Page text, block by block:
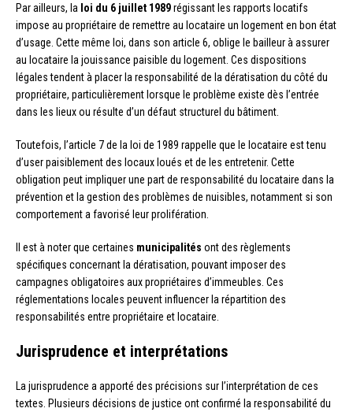
Par ailleurs, la loi du 6 juillet 1989régissant les rapports locatifs
impose au propriétaire de remettre au locataire un logement en bon état
d’usage. Cette même loi, dans son article 6, oblige le bailleur à assurer
au locataire la jouissance paisible du logement. Ces dispositions
légales tendent à placer la responsabilité de la dératisation du côté du
propriétaire, particulièrement lorsque le problème existe dès l’entrée
dans les lieux ou résulte d’un défaut structurel du bâtiment.
Toutefois, l’article 7 de la loi de 1989 rappelle que le locataire est tenu
d’user paisiblement des locaux loués et de les entretenir. Cette
obligation peut impliquer une part de responsabilité du locataire dans la
prévention et la gestion des problèmes de nuisibles, notamment si son
comportement a favorisé leur prolifération.
Il est à noter que certaines municipalités ont des règlements
spécifiques concernant la dératisation, pouvant imposer des
campagnes obligatoires aux propriétaires d’immeubles. Ces
réglementations locales peuvent influencer la répartition des
responsabilités entre propriétaire et locataire.
Jurisprudence et interprétations
La jurisprudence a apporté des précisions sur l’interprétation de ces
textes. Plusieurs décisions de justice ont confirmé la responsabilité du